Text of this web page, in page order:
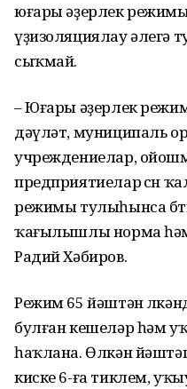
юғары әҙерлек
үҙизоляциялау әлегә
сыҡмай.
– Юғары әҙерлек
дәүләт, муниципаль
учреждениелар,
предприятиелар өсөн
режимы тулыһынса
ҡағылышлы норма һәм
Радий Хәбиров.
Режим 65 йәштән
булған кешеләр һәм
һаҡлана. Өлкән
киске 6-ға тиклем,